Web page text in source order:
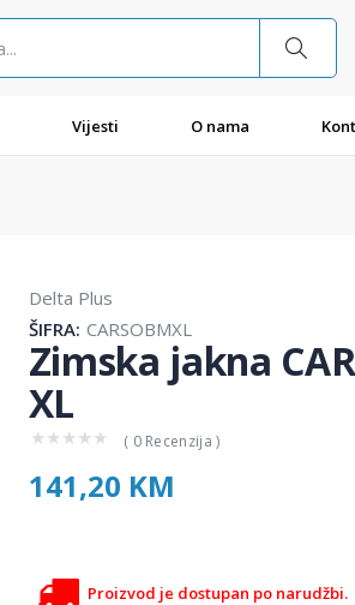
Vijesti O nama
Delta Plus
ŠIFRA: CARSOBMXL
Zimska jakna
XL
★ ★ ★ ★ ★ ( 0 Recenzija )
141,20 KM
Proizvod je dostupan po narudžbi.